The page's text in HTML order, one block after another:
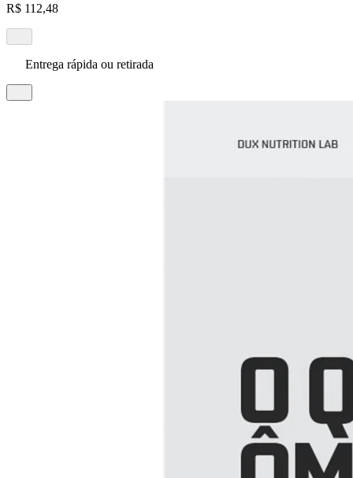
R$ 112,48
Entrega rápida ou retirada